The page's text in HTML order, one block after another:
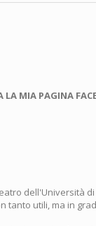
LA MIA PAGINA
dell'Università
tanto utili, ma in